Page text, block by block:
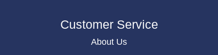
Customer Service
About Us